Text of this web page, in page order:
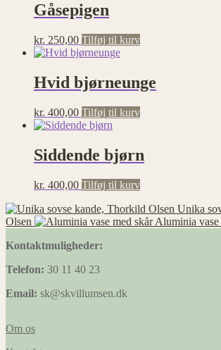
Gåsepigen
kr. 250,00 Tilføj til kurv
Hvid bjørneunge
kr. 400,00 Tilføj til kurv
Siddende bjørn
kr. 400,00 Tilføj til kurv
Unika
Olsen
Aluminia vase
Kontaktmuligheder:
Telefon: 30 11 40 23
Email: sk@skvillumsen.dk
Om os